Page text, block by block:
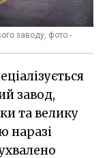
заводу, фото -
завод,
та велику
наразі